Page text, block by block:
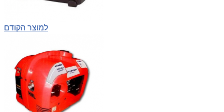
למוצר הקודם